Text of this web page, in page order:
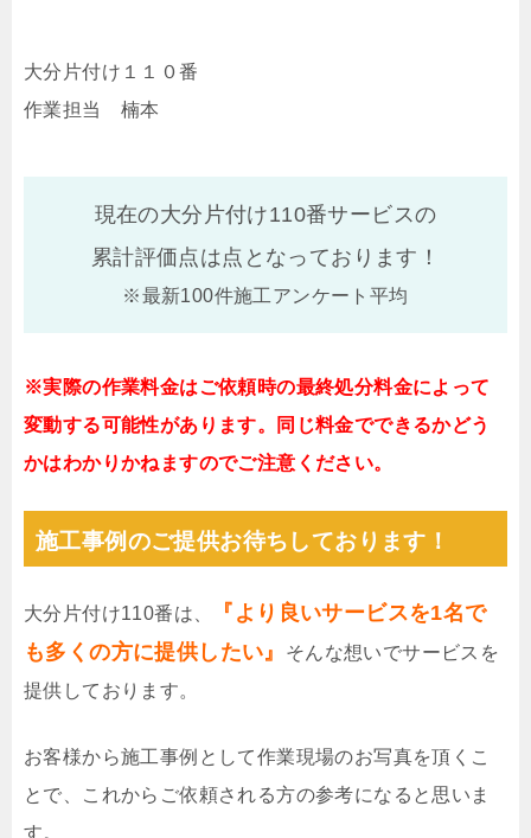
大分片付け１１０番
作業担当 楠本
現在の大分片付け110番サービスの
累計評価点は点となっております！
※最新100件施工アンケート平均
※実際の作業料金はご依頼時の最終処分料金によって
変動する可能性があります。同じ料金でできるかどう
かはわかりかねますのでご注意ください。
施工事例のご提供お待ちしております！
大分片付け110番は、
『より良いサービスを1名で
も多くの方に提供したい』
そんな想いでサービスを
提供しております。
お客様から施工事例として作業現場のお写真を頂くこ
とで、これからご依頼される方の参考になると思いま
す。